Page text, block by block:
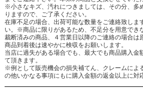
※小さなキズ、汚れにつきましては、その分、多
りますので、ご了承ください。
在庫不足の場合、出荷可能な数量をご連絡致しま
い。※商品に限りがあるため、不足分を用意でき
裁断済みの商品、４営業日以降のご連絡の場合は
商品到着後は速やかに検収をお願いします。
当店に過失がある場合でも、最大でも商品購入金
て頂きます。
※例として販売機会の損失補てん、クレームによ
の他いかなる事項にもに購入金額の返金以上に対